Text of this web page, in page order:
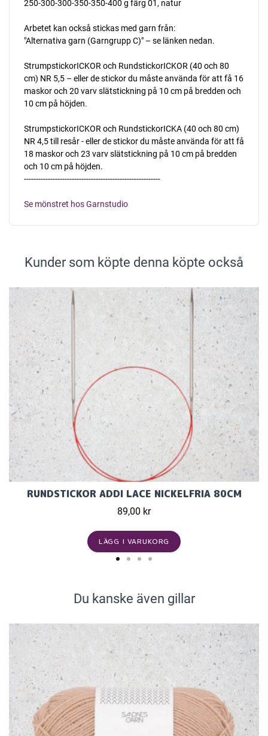
250-300-300-350-350-400 g färg 01, natur
Arbetet kan också stickas med garn från:
"Alternativa garn (Garngrupp C)" – se länken nedan.
StrumpstickorICKOR och RundstickorICKOR (40 och 80
cm) NR 5,5 – eller de stickor du måste använda för att få 16
maskor och 20 varv slätstickning på 10 cm på bredden och
10 cm på höjden.
StrumpstickorICKOR och RundstickorICKA (40 och 80 cm)
NR 4,5 till resår - eller de stickor du måste använda för att få
18 maskor och 23 varv slätstickning på 10 cm på bredden
och 10 cm på höjden.
---------------------------------------------------------
Se mönstret hos Garnstudio
Kunder som köpte denna köpte också
RUNDSTICKOR ADDI LACE NICKELFRIA 80CM
89,00 kr
LÄGG I VARUKORG
Du kanske även gillar